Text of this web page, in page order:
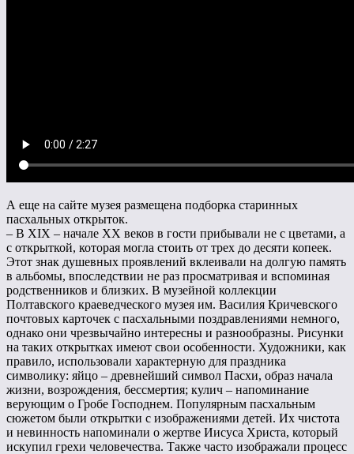
А еще на сайте музея размещена подборка старинных
пасхальных открыток.
– В XIX – начале ХХ веков в гости прибывали не с цветами, а
с открыткой, которая могла стоить от трех до десяти копеек.
Этот знак душевных проявлений вклеивали на долгую память
в альбомы, впоследствии не раз просматривая и вспоминая
родственников и близких. В музейной коллекции
Полтавского краеведческого музея им. Василия Кричевского
почтовых карточек с пасхальными поздравлениями немного,
однако они чрезвычайно интересны и разнообразны. Рисунки
на таких открытках имеют свои особенности. Художники, как
правило, использовали характерную для праздника
символику: яйцо – древнейший символ Пасхи, образ начала
жизни, возрождения, бессмертия; кулич – напоминание
верующим о Гробе Господнем. Популярным пасхальным
сюжетом были открытки с изображениями детей. Их чистота
и невинность напоминали о жертве Иисуса Христа, который
искупил грехи человечества. Также часто изображали процесс